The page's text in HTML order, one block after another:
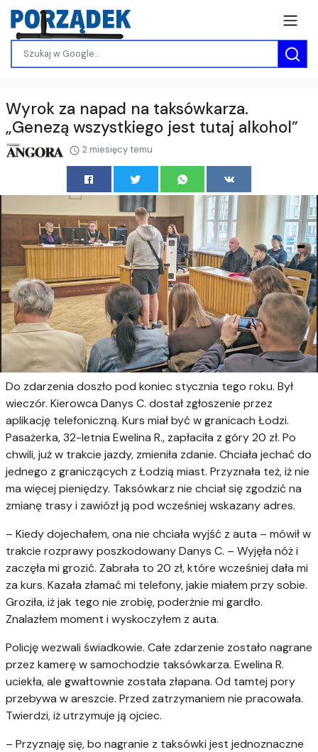
Wyrok za napad na taksówkarza.
„Genezą wszystkiego jest tutaj alkohol”
2 miesięcy temu
Do zdarzenia doszło pod koniec stycznia tego roku. Był
wieczór. Kierowca Danys C. dostał zgłoszenie przez
aplikację telefoniczną. Kurs miał być w granicach Łodzi.
Pasażerka, 32-letnia Ewelina R., zapłaciła z góry 20 zł. Po
chwili, już w trakcie jazdy, zmieniła zdanie. Chciała jechać do
jednego z graniczących z Łodzią miast. Przyznała też, iż nie
ma więcej pieniędzy. Taksówkarz nie chciał się zgodzić na
zmianę trasy i zawiózł ją pod wcześniej wskazany adres.
– Kiedy dojechałem, ona nie chciała wyjść z auta – mówił w
trakcie rozprawy poszkodowany Danys C. – Wyjęła nóż i
zaczęła mi grozić. Zabrała to 20 zł, które wcześniej dała mi
za kurs. Kazała złamać mi telefony, jakie miałem przy sobie.
Groziła, iż jak tego nie zrobię, poderżnie mi gardło.
Znalazłem moment i wyskoczyłem z auta.
Policję wezwali świadkowie. Całe zdarzenie zostało nagrane
przez kamerę w samochodzie taksówkarza. Ewelina R.
uciekła, ale gwałtownie została złapana. Od tamtej pory
przebywa w areszcie. Przed zatrzymaniem nie pracowała.
Twierdzi, iż utrzymuje ją ojciec.
– Przyznaję się, bo nagranie z taksówki jest jednoznaczne